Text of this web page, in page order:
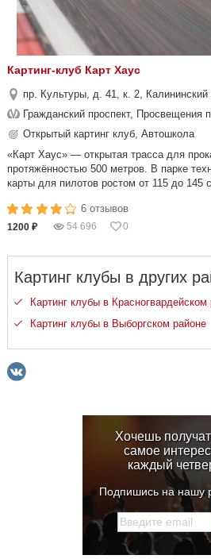
Картинг-клуб Карт Хаус
пр. Культуры, д. 41, к. 2, Калининский
Гражданский проспект, Просвещения
Открытый картинг клуб, Автошкола
«Карт Хаус» — открытая трасса для
протяжённостью 500 метров. В парке
карты для пилотов ростом от 115 до 145
6 отзывов
1200 ₽ 54 696 0
Картинг клубы в других
Картинг клубы в Красногвардейском
Картинг клубы в Выборгском районе
Хочешь
самое
каждый
Подпишись на нашу